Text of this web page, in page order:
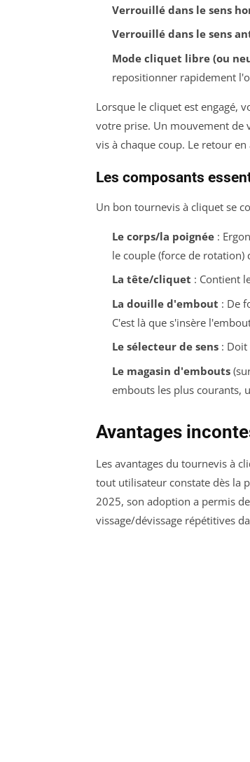
Verrouillé dans le sens
Verrouillé dans le sens
Mode cliquet libre (ou
repositionner rapidement
Lorsque le cliquet est engagé,
votre prise. Un mouvement de
vis à chaque coup. Le retour
Les composants
Un bon tournevis à cliquet se
Le corps/la poignée:
le couple (force de
La tête/cliquet : Contient
La douille d'embout : De
C'est là que s'insère
Le sélecteur de sens: Doit
Le magasin d'embouts
embouts les plus courants,
Avantages
Les avantages du tournevis à
tout utilisateur constate dès la
2025, son adoption a permis
vissage/dévissage répétitives